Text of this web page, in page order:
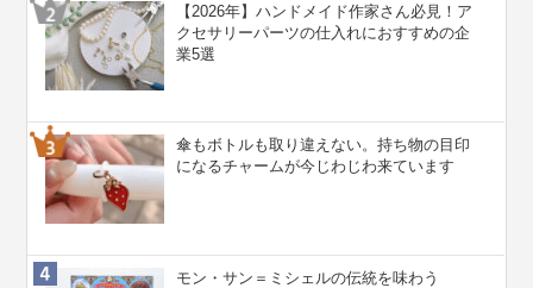
【2026年】ハンドメイド作家さん必見！ア
クセサリーパーツの仕入れにおすすめの企
業5選
傘もボトルも取り違えない。持ち物の目印
になるチャームが今じわじわ来ています
モン・サン＝ミシェルの伝統を味わう